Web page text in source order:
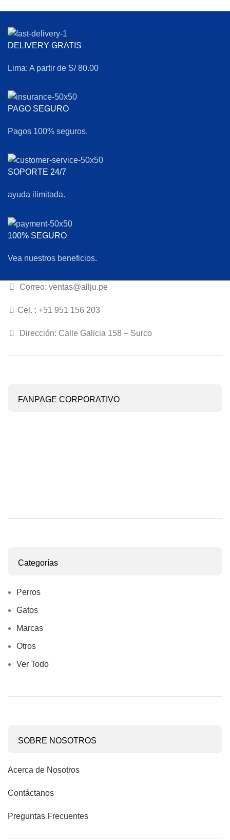
DELIVERY GRATIS
Lima: A partir de S/ 80.00
PAGO SEGURO
Pagos 100% seguros.
SOPORTE 24/7
ayuda ilimitada.
100% SEGURO
Vea nuestros beneficios.
Correo: ventas@allju.pe
Cel. : +51 951 156 203
Dirección: Calle Galicia 158 – Surco
FANPAGE CORPORATIVO
Categorías
Perros
Gatos
Marcas
Otros
Ver Todo
SOBRE NOSOTROS
Acerca de Nosotros
Contáctanos
Preguntas Frecuentes